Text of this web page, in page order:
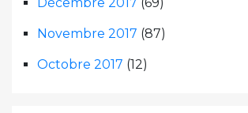
Novembre 2017 (87)
Octobre 2017 (12)